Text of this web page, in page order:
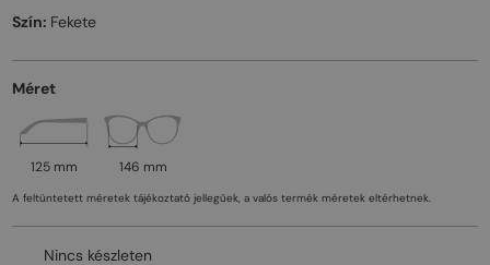
Szín: Fekete
Méret
125 mm 146 mm
A feltüntetett méretek tájékoztató jellegűek, a valós termék méretek eltérhetnek.
Nincs készleten